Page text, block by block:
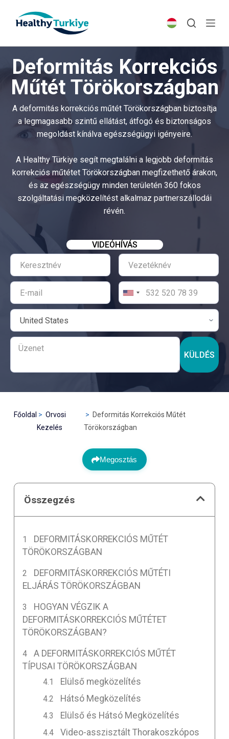
p
o
n
Deformitás Korrekciós
Műtét Törökországban
A deformitás korrekciós műtét Törökországban biztosítja
a legmagasabb szintű ellátást, átfogó és biztonságos
megoldást kínálva egészségügyi igényeire.
A Healthy Türkiye segít megtalálni a legjobb deformitás
korrekciós műtétet Törökországban megfizethető árakon,
és az egészségügy minden területén 360 fokos
szolgáltatási megközelítést alkalmaz partnerszállodái
révén.
VIDEÓHÍVÁS
KÜLDÉS
Főoldal
Orvosi
Kezelés
Deformitás Korrekciós Műtét
Törökországban
Megosztás
Összegzés
DEFORMITÁSKORREKCIÓS MŰTÉT
TÖRÖKORSZÁGBAN
DEFORMITÁSKORREKCIÓS MŰTÉTI
ELJÁRÁS TÖRÖKORSZÁGBAN
HOGYAN VÉGZIK A
DEFORMITÁSKORREKCIÓS MŰTÉTET
TÖRÖKORSZÁGBAN?
A DEFORMITÁSKORREKCIÓS MŰTÉT
TÍPUSAI TÖRÖKORSZÁGBAN
Elülső megközelítés
Hátsó Megközelítés
Elülső és Hátsó Megközelítés
Video-asszisztált Thorakoszkópos